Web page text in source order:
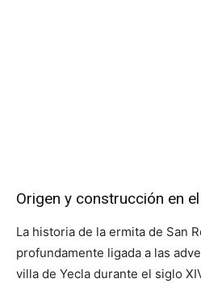
Origen y construcción en
La historia de la ermita de San
profundamente ligada a las
villa de Yecla durante el siglo